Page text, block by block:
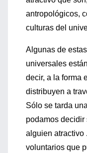
antropológicos,
culturas del
Algunas de
universales
decir, a la forma
distribuyen a
Sólo se tarda
podamos decidir
alguien atractivo
voluntarios que